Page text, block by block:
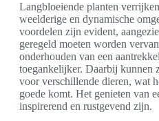
Langbloeiende planten
weelderige en dynamische
voordelen zijn evident,
geregeld moeten worden
onderhouden van een
toegankelijker. Daarbij kunnen
voor verschillende dieren, wat
goede komt. Het genieten van
inspirerend en rustgevend zijn.